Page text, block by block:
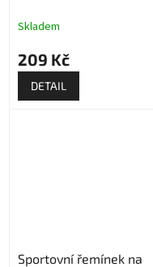
Skladem
209 Kč
DETAIL
Sportovní řemínek na